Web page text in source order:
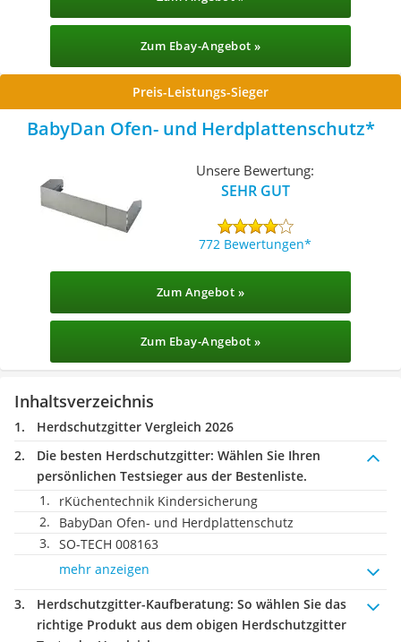
Zum Ebay-Angebot »
Preis-Leistungs-Sieger
BabyDan Ofen- und Herdplattenschutz
Unsere Bewertung:
SEHR GUT
772 Bewertungen
Zum Angebot »
Zum Ebay-Angebot »
Inhaltsverzeichnis
Herdschutzgitter Vergleich 2026
Die besten Herdschutzgitter: Wählen Sie Ihren
persönlichen Testsieger aus der Bestenliste.
rKüchentechnik Kindersicherung
BabyDan Ofen- und Herdplattenschutz
SO-TECH 008163
mehr anzeigen
Herdschutzgitter-Kaufberatung: So wählen Sie das
richtige Produkt aus dem obigen Herdschutzgitter